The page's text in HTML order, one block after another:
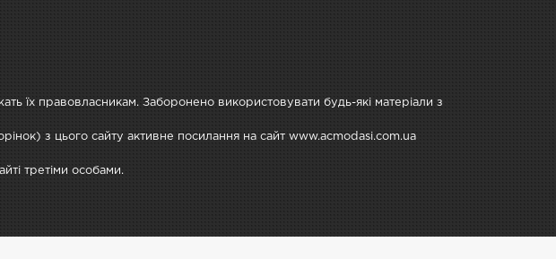
їх правовласникам. Заборонено використовувати будь-які матеріали з
з цього сайту активне посилання на сайт www.acmodasi.com.ua
третіми особами.